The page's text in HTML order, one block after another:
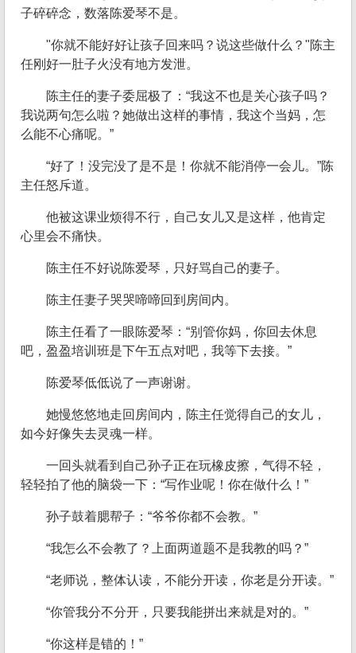
子碎碎念，数落陈爱琴不是。
"你就不能好好让孩子回来吗？说这些做什么？"陈主
任刚好一肚子火没有地方发泄。
陈主任的妻子委屈极了：“我这不也是关心孩子吗？
我说两句怎么啦？她做出这样的事情，我这个当妈，怎
么能不心痛呢。”
“好了！没完没了是不是！你就不能消停一会儿。”陈
主任怒斥道。
他被这课业烦得不行，自己女儿又是这样，他肯定
心里会不痛快。
陈主任不好说陈爱琴，只好骂自己的妻子。
陈主任妻子哭哭啼啼回到房间内。
陈主任看了一眼陈爱琴：“别管你妈，你回去休息
吧，盈盈培训班是下午五点对吧，我等下去接。”
陈爱琴低低说了一声谢谢。
她慢悠悠地走回房间内，陈主任觉得自己的女儿，
如今好像失去灵魂一样。
一回头就看到自己孙子正在玩橡皮擦，气得不轻，
轻轻拍了他的脑袋一下：“写作业呢！你在做什么！”
孙子鼓着腮帮子：“爷爷你都不会教。”
“我怎么不会教了？上面两道题不是我教的吗？”
“老师说，整体认读，不能分开读，你老是分开读。”
“你管我分不分开，只要我能拼出来就是对的。”
“你这样是错的！”